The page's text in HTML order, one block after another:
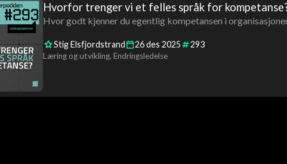
Hvorfor trenger vi et felles språk for
Hvor godt kjenner du egentlig kompetansen i
Stig Elsfjordstrand 26des 2025 293
Læring og utvikling Endringsledelse